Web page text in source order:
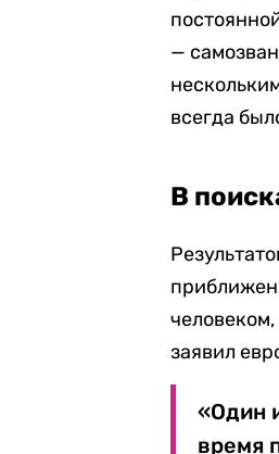
—
всегда
В
заявил
«Один
время